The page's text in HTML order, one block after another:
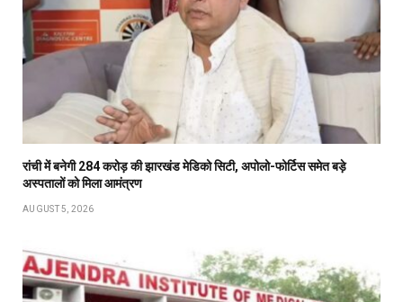
रांची में बनेगी 284 करोड़ की झारखंड मेडिको सिटी, अपोलो-फोर्टिस समेत बड़े
अस्पतालों को मिला आमंत्रण
AUGUST 5, 2026